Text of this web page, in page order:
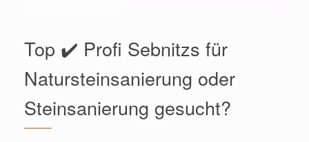
Top ✔️ Profi Sebnitzs für
Natursteinsanierung oder
Steinsanierung gesucht?